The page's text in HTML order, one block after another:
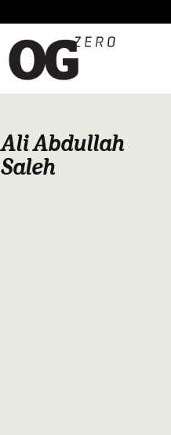
Ali Abdullah
Saleh